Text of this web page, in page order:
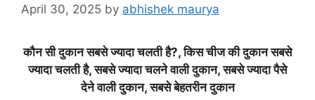
April 30, 2025 by abhishek maurya
कौन सी दुकान सबसे ज्यादा चलती है?, किस चीज की दुकान सबसे
ज्यादा चलती है, सबसे ज्यादा चलने वाली दुकान, सबसे ज्यादा पैसे
देने वाली दुकान, सबसे बेहतरीन दुकान